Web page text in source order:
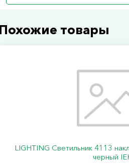
товары
LIGHTING Светильник 4113
черный